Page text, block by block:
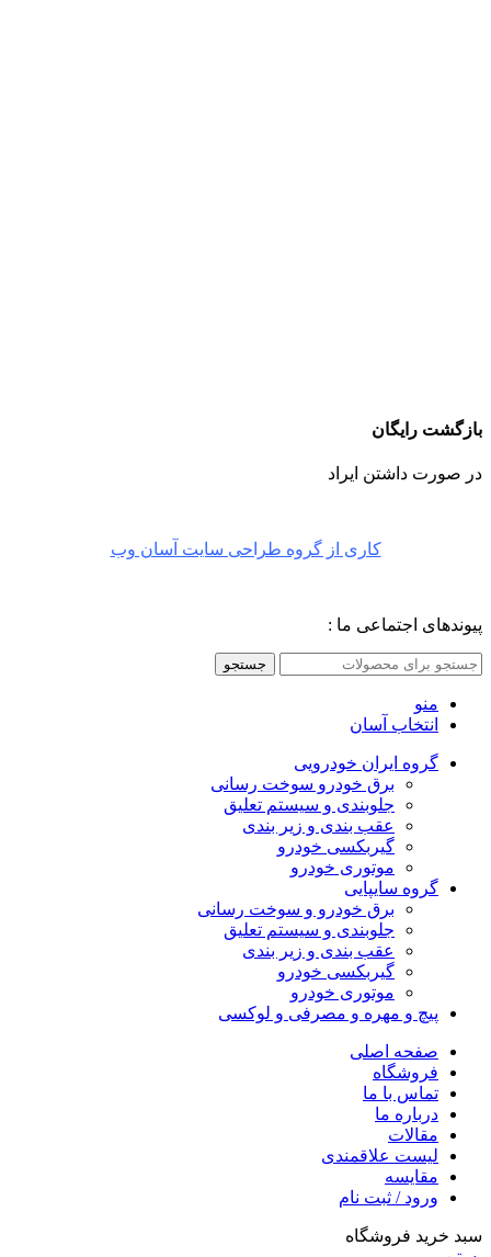
بازگشت رایگان
در صورت داشتن ایراد
کاری از گروه طراحی سایت آسان وب
پیوندهای اجتماعی ما :
جستجو
منو
انتخاب آسان
گروه ایران خودرویی
برق خودرو سوخت رسانی
جلوبندی و سیستم تعلیق
عقب بندی و زیر بندی
گیربکسی خودرو
موتوری خودرو
گروه سایپایی
برق خودرو و سوخت رسانی
جلوبندی و سیستم تعلیق
عقب بندی و زیر بندی
گیربکسی خودرو
موتوری خودرو
پیچ و مهره و مصرفی و لوکسی
صفحه اصلی
فروشگاه
تماس با ما
درباره ما
مقالات
لیست علاقمندی
مقایسه
ورود / ثبت نام
سبد خرید فروشگاه